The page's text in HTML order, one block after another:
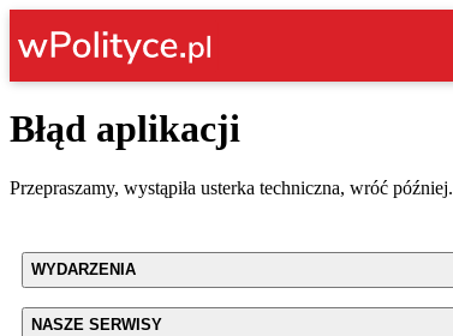
Błąd aplikacji
Przepraszamy, wystąpiła usterka techniczna, wróć później.
WYDARZENIA
NASZE SERWISY